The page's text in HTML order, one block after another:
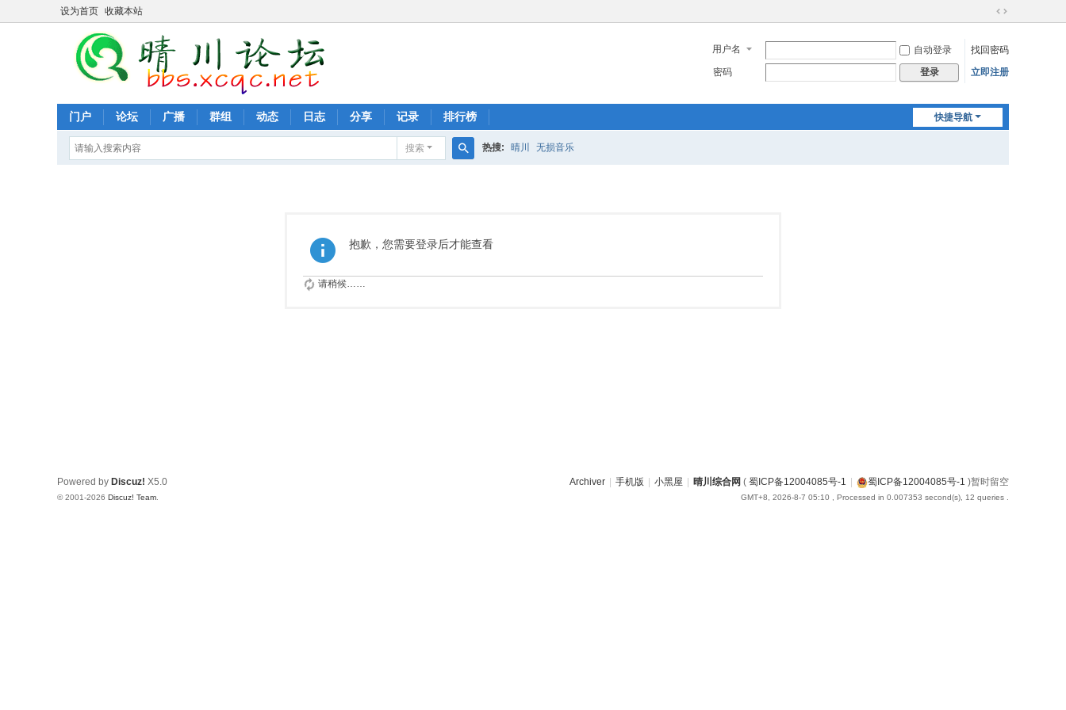
设为首页 收藏本站
切
到
宽
用户名 自动登录
找回密码
密码
登录 立即注册
快捷导航
门户 论坛 广播 群组 动态 日志 分享 记录 排行榜
搜索 热搜: 晴川 无损音乐
抱歉，您需要登录后才能查看
请稍候……
Archiver 手机版 小黑屋 晴川综合网 ( 蜀ICP备12004085号-1 蜀ICP备12004085号-1 )暂时留空
GMT+8, 2026-8-7 05:10 , Processed in 0.007353 second(s), 12 queries .
Powered by Discuz! X5.0
© 2001-2026 Discuz! Team